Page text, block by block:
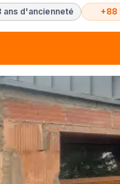
ans d'ancienneté +88